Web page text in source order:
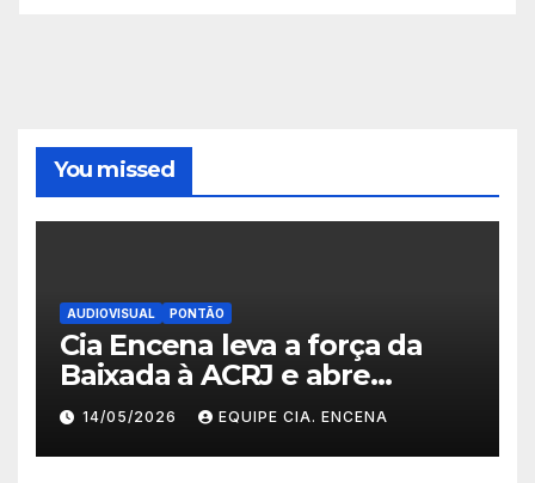
You missed
AUDIOVISUAL PONTÃO
Cia Encena leva a força da
Baixada à ACRJ e abre
inscrições para a 2ª turma do
Fazendo Meu Primeiro Filme”
em Nova Iguaçu
14/05/2026 EQUIPE CIA. ENCENA